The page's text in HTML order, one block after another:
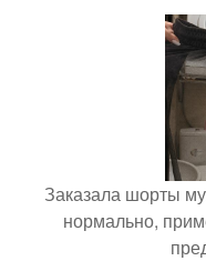
Заказала шорты
нормально,